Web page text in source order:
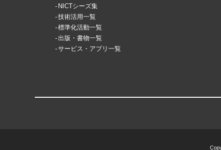
NICTシーズ集
技術活用一覧
標準化活動一覧
出版・書物一覧
サービス・アプリ一覧